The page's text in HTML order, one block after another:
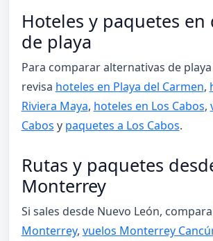
Hoteles y paquetes en
de playa
Para comparar alternativas de
revisa hoteles en Playa del Carmen,
Riviera Maya, hoteles en Los Cabos,
Cabos y paquetes a Los Cabos.
Rutas y paquetes
Monterrey
Si sales desde Nuevo León, compara
Monterrey, vuelos Monterrey